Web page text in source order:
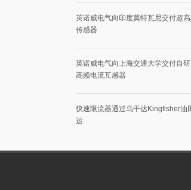
英诺威电气向印度莫特瓦尼交付超
传感器
英诺威电气向上海交通大学交付自
高频电流互感器
快速限流器通过乌干达Kingfisher油
运